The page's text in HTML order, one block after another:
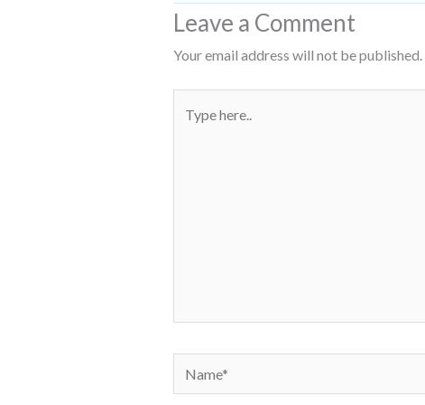
Leave a Comment
Your email address will not be published.
here..
Name*